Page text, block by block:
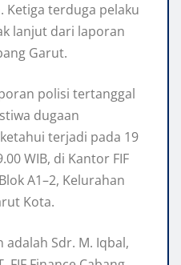
Ketiga terduga pelaku
lanjut dari laporan
Garut.
polisi tertanggal
dugaan
terjadi pada 19
WIB, di Kantor FIF
A1–2, Kelurahan
Kota.
Sdr. M. Iqbal,